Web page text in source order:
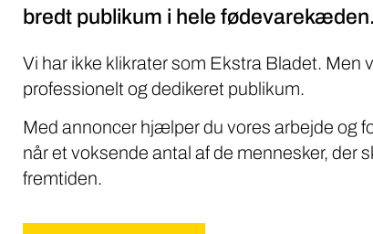
bredt publikum i hele fødevarekæden.
Vi har ikke klikrater som Ekstra Bladet. Men
professionelt og dedikeret publikum.
Med annoncer hjælper du vores arbejde og
når et voksende antal af de mennesker, der
fremtiden.